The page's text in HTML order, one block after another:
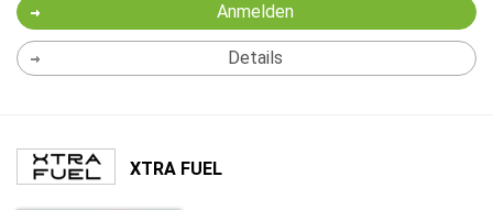
Anmelden
Details
XTRA FUEL